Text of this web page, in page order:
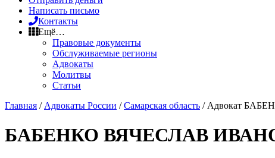
Написать письмо
Контакты
Ещё…
Правовые документы
Обслуживаемые регионы
Адвокаты
Молитвы
Статьи
Главная / Адвокаты России /Самарская область / Адвокат
БАБЕНКО ВЯЧЕСЛАВ